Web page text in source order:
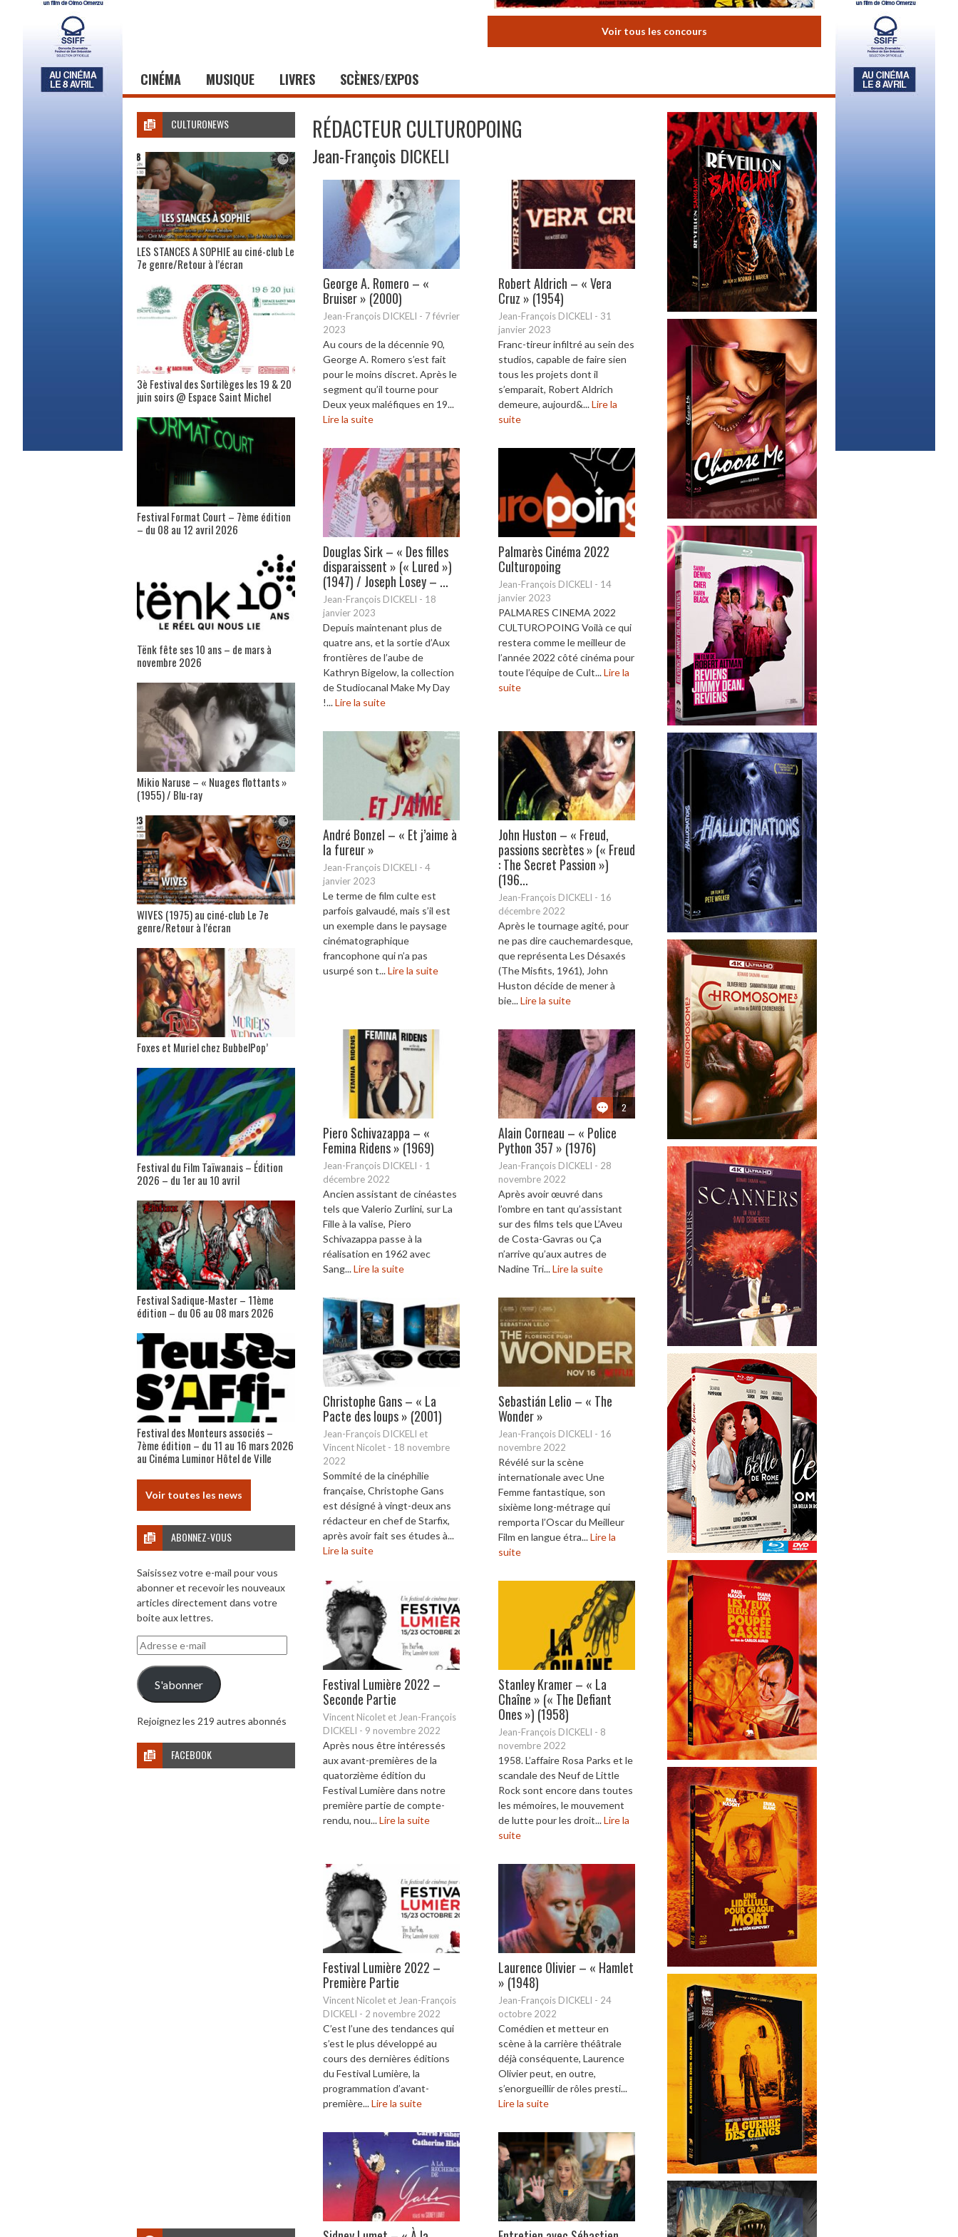
Voir tous les concours
CINÉMA MUSIQUE LIVRES SCÈNES/EXPOS
RÉDACTEUR CULTUROPOING
Jean-François DICKELI
George A. Romero – «
Bruiser » (2000)
Jean-François DICKELI - 7 février
2023
Au cours de la décennie 90,
George A. Romero s’est fait
pour le moins discret. Après le
segment qu’il tourne pour
Deux yeux maléfiques en 19...
Lire la suite
Robert Aldrich – « Vera
Cruz » (1954)
Jean-François DICKELI - 31
janvier 2023
Franc-tireur infiltré au sein des
studios, capable de faire sien
tous les projets dont il
s’emparait, Robert Aldrich
demeure, aujourd&...Lire la
suite
Douglas Sirk – « Des filles
disparaissent » (« Lured »)
(1947) / Joseph Losey – ...
Jean-François DICKELI - 18
janvier 2023
Depuis maintenant plus de
quatre ans, et la sortie d’Aux
frontières de l’aube de
Kathryn Bigelow, la collection
de Studiocanal Make My Day
!...Lire la suite
Palmarès Cinéma 2022
Culturopoing
Jean-François DICKELI - 14
janvier 2023
PALMARES CINEMA 2022
CULTUROPOING Voilà ce qui
restera comme le meilleur de
l’année 2022 côté cinéma pour
toute l’équipe de Cult...Lire la
suite
André Bonzel – « Et j’aime à
la fureur »
Jean-François DICKELI - 4
janvier 2023
Le terme de film culte est
parfois galvaudé, mais s’il est
un exemple dans le paysage
cinématographique
francophone qui n’a pas
usurpé son t...Lire la suite
John Huston – « Freud,
passions secrètes » (« Freud
: The Secret Passion »)
(196...
Jean-François DICKELI - 16
décembre 2022
Après le tournage agité, pour
ne pas dire cauchemardesque,
que représenta Les Désaxés
(The Misfits, 1961), John
Huston décide de mener à
bie...Lire la suite
Piero Schivazappa – «
Femina Ridens » (1969)
Jean-François DICKELI - 1
décembre 2022
Ancien assistant de cinéastes
tels que Valerio Zurlini, sur La
Fille à la valise, Piero
Schivazappa passe à la
réalisation en 1962 avec
Sang...Lire la suite
2
Alain Corneau – « Police
Python 357 » (1976)
Jean-François DICKELI - 28
novembre 2022
Après avoir œuvré dans
l’ombre en tant qu’assistant
sur des films tels que L’Aveu
de Costa-Gavras ou Ça
n’arrive qu’aux autres de
Nadine Tri...Lire la suite
Christophe Gans – « La
Pacte des loups » (2001)
Jean-François DICKELI et
Vincent Nicolet - 18 novembre
2022
Sommité de la cinéphilie
française, Christophe Gans
est désigné à vingt-deux ans
rédacteur en chef de Starfix,
après avoir fait ses études à...
Lire la suite
Sebastián Lelio – « The
Wonder »
Jean-François DICKELI - 16
novembre 2022
Révélé sur la scène
internationale avec Une
Femme fantastique, son
sixième long-métrage qui
remporta l’Oscar du Meilleur
Film en langue étra...Lire la
suite
Festival Lumière 2022 –
Seconde Partie
Vincent Nicolet et Jean-François
DICKELI - 9 novembre 2022
Après nous être intéressés
aux avant-premières de la
quatorzième édition du
Festival Lumière dans notre
première partie de compte-
rendu, nou...Lire la suite
Stanley Kramer – « La
Chaîne » (« The Defiant
Ones ») (1958)
Jean-François DICKELI - 8
novembre 2022
1958. L’affaire Rosa Parks et le
scandale des Neuf de Little
Rock sont encore dans toutes
les mémoires, le mouvement
de lutte pour les droit...Lire la
suite
Festival Lumière 2022 –
Première Partie
Vincent Nicolet et Jean-François
DICKELI - 2 novembre 2022
C’est l’une des tendances qui
s’est le plus développé au
cours des dernières éditions
du Festival Lumière, la
programmation d’avant-
première...Lire la suite
Laurence Olivier – « Hamlet
» (1948)
Jean-François DICKELI - 24
octobre 2022
Comédien et metteur en
scène à la carrière théâtrale
déjà conséquente, Laurence
Olivier peut, en outre,
s’enorgueillir de rôles presti...
Lire la suite
CULTURONEWS
LES STANCES A SOPHIE au ciné-club Le
7e genre/Retour à l’écran
3è Festival des Sortilèges les 19 & 20
juin soirs @ Espace Saint Michel
Festival Format Court – 7ème édition
– du 08 au 12 avril 2026
Tënk fête ses 10 ans – de mars à
novembre 2026
Mikio Naruse – « Nuages flottants »
(1955) / Blu-ray
WIVES (1975) au ciné-club Le 7e
genre/Retour à l’écran
Foxes et Muriel chez BubbelPop’
Festival du Film Taïwanais – Édition
2026 – du 1er au 10 avril
Festival Sadique-Master – 11ème
édition – du 06 au 08 mars 2026
Festival des Monteurs associés –
7ème édition – du 11 au 16 mars 2026
au Cinéma Luminor Hôtel de Ville
Voir toutes les news
ABONNEZ-VOUS
Saisissez votre e-mail pour vous
abonner et recevoir les nouveaux
articles directement dans votre
boite aux lettres.
Adresse
e-
mail
S'abonner
Rejoignez les 219 autres abonnés
FACEBOOK